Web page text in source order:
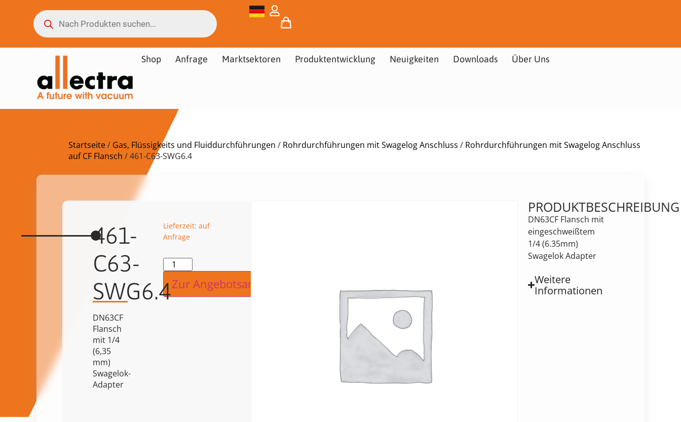
Shop Anfrage Marktsektoren Produktentwicklung Neuigkeiten Downloads Über Uns
Startseite/ Gas, Flüssigkeits und Fluiddurchführungen / Rohrdurchführungen mit Swagelog Anschluss / Rohrdurchführungen mit Swagelog Anschluss
auf CF Flansch / 461-C63-SWG6.4
461-
C63-
SWG6.4
DN63CF
Flansch
mit 1/4
(6,35
mm)
Swagelok-
Adapter
Lieferzeit: auf
Anfrage
Zur Angebotsanfrage hinzufügen
PRODUKTBESCHREIBUNG
DN63CF Flansch mit
eingeschweißtem
1/4 (6.35mm)
Swagelok Adapter
Weitere
Informationen